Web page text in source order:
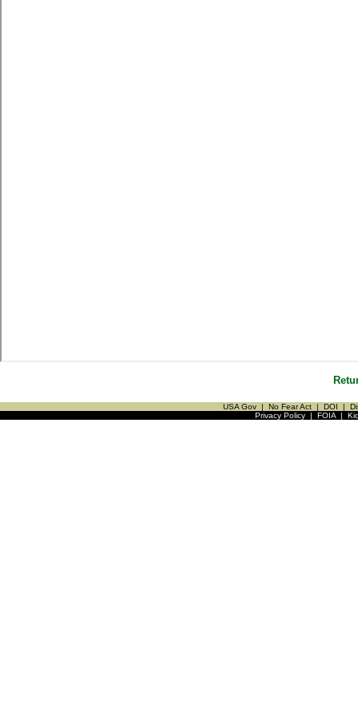
USA Gov | No Fear Act | DOI |
Privacy Policy| FOIA|